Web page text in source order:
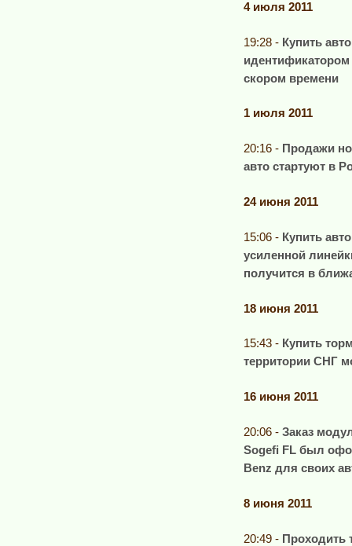
4 июля 2011
19:28 - Купить
скором времени
1 июля 2011
20:16 - Продажи
авто стартуют в
24 июня 2011
15:06 - Купить
усиленной
получится в
18 июня 2011
15:43 - Купить
территории СНГ
16 июня 2011
20:06 - Заказ
Sogefi FL был
Benz для своих
8 июня 2011
20:49 - Проходить